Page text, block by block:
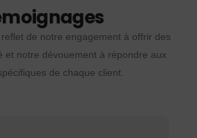
de notre engagement à offrir des
et notre dévouement à répondre aux
de chaque client.